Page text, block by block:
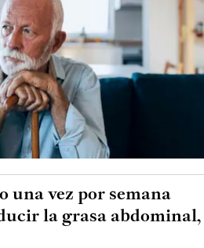
una vez por semana
la grasa abdominal,